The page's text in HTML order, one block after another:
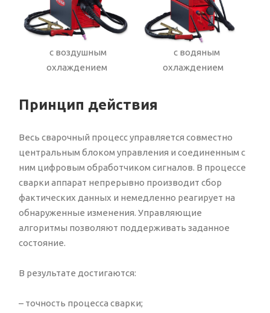
с воздушным
охлаждением
с водяным
охлаждением
Принцип действия
Весь сварочный процесс управляется совместно
центральным блоком управления и соединенным с
ним цифровым обработчиком сигналов. В процессе
сварки аппарат непрерывно производит сбор
фактических данных и немедленно реагирует на
обнаруженные изменения. Управляющие
алгоритмы позволяют поддерживать заданное
состояние.
В результате достигаются:
– точность процесса сварки;